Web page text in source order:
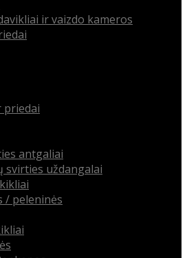
ir vaizdo kameros
priedai
antgaliai
svirties uždangalai
/ peleninės